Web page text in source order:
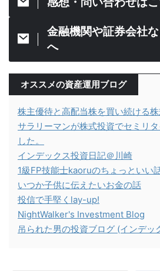
金融機関や証券会社
へ
オススメの資産運用ブログ
株主優待と高配当株を買い続ける
サラリーマンが株式投資でセミリ
した。
インデックス投資日記＠川崎
1級FP技能士kaoruのちょっといい
いつか子供に伝えたいお金の話
投信で手堅くlay-up!
NightWalker's Investment Blog
吊られた男の投資ブログ (インデッ